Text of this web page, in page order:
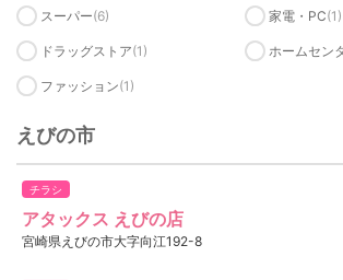
スーパー(6) 家電・PC(1)
ドラッグストア(1) ホームセン
ファッション(1)
えびの市
チラシ
アタックス えびの店
宮崎県えびの市大字向江192-8